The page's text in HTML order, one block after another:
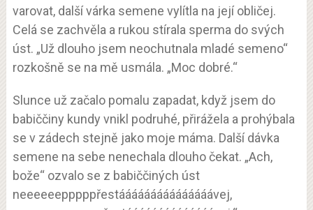
varovat, další várka semene vylítla na její obličej.
Celá se zachvěla a rukou stírala sperma do svých
úst. „Už dlouho jsem neochutnala mladé semeno“
rozkošně se na mě usmála. „Moc dobré.“
Slunce už začalo pomalu zapadat, když jsem do
babiččiny kundy vnikl podruhé, přirážela a prohýbala
se v zádech stejně jako moje máma. Další dávka
semene na sebe nenechala dlouho čekat. „Ach,
bože“ ozvalo se z babiččiných úst
neeeeeepppppřestááááááááááááááávej,